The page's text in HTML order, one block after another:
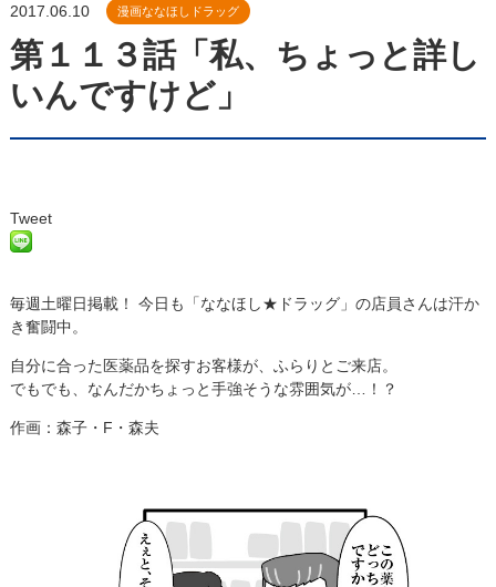
2017.06.10 漫画ななほしドラッグ
第１１３話「私、ちょっと詳し
いんですけど」
Tweet
毎週土曜日掲載！ 今日も「ななほし★ドラッグ」の店員さんは汗か
き奮闘中。
自分に合った医薬品を探すお客様が、ふらりとご来店。
でもでも、なんだかちょっと手強そうな雰囲気が…！？
作画：森子・F・森夫